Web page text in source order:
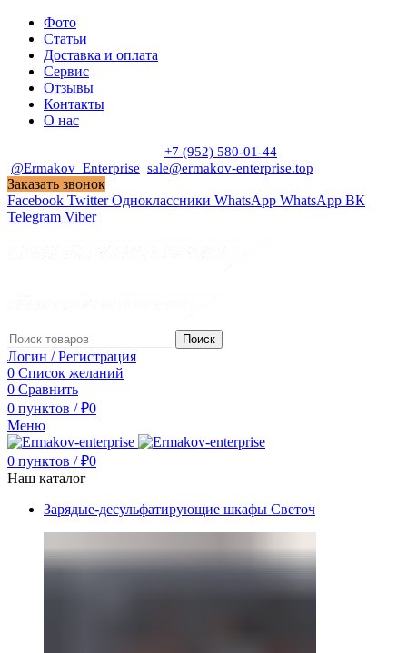
Фото
Статьи
Доставка и оплата
Сервис
Отзывы
Контакты
О нас
+7 (952) 580-01-44
@Ermakov_Enterprise sale@ermakov-enterprise.top
Заказать звонок
Facebook Twitter Одноклассники WhatsApp WhatsApp ВК
Telegram Viber
Поиск
Логин / Регистрация
0 Список желаний
0 Сравнить
0 пунктов / ₽0
Меню
0 пунктов / ₽0
Наш каталог
Зарядые-десульфатирующие шкафы Светоч